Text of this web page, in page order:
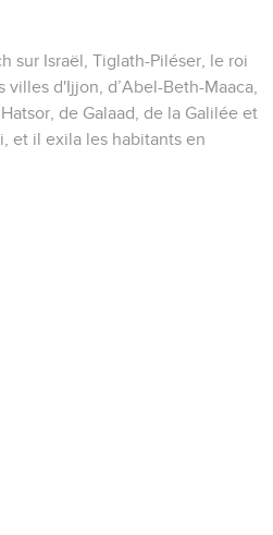
sur Israël, Tiglath-Piléser, le roi
d'Ijjon, d’Abel-Beth-Maaca,
de Galaad, de la Galilée et
et il exila les habitants en